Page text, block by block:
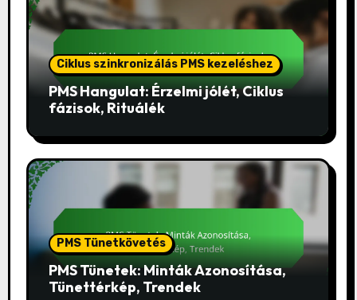
Ciklus szinkronizálás PMS kezeléshez
PMS Hangulat: Érzelmi jólét, Ciklus
fázisok, Rituálék
PMS Tünetkövetés
PMS Tünetek: Minták Azonosítása,
Tünettérkép, Trendek